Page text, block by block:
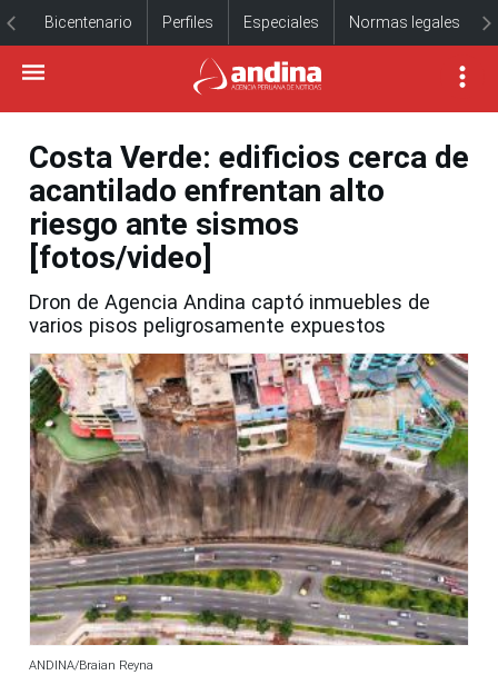
Bicentenario Perfiles Especiales Normas legales
Costa Verde: edificios cerca de
acantilado enfrentan alto
riesgo ante sismos
[fotos/video]
Dron de Agencia Andina captó inmuebles de
varios pisos peligrosamente expuestos
ANDINA/Braian Reyna